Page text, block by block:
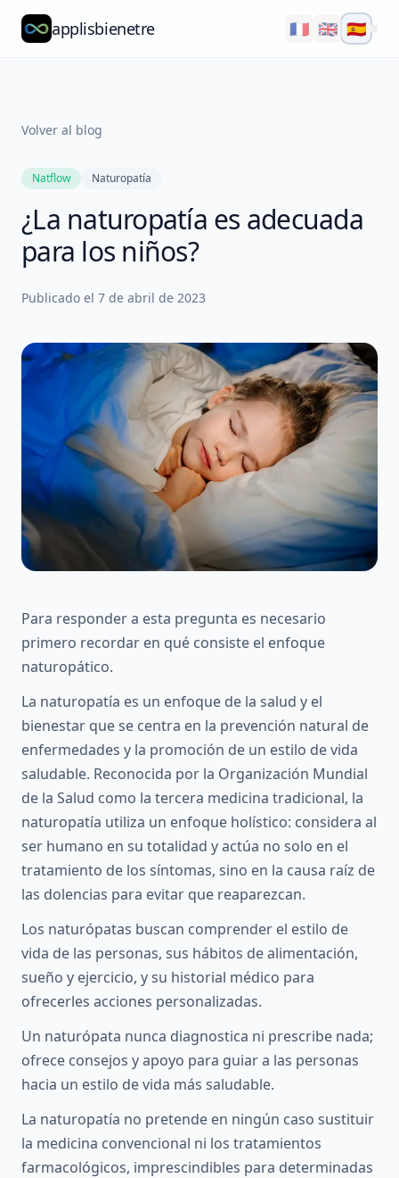
applisbienetre 🇫🇷 🇬🇧 🇪🇸
QuizzFlow
Blog
Nosotros
Volver al blog
Natflow Naturopatía
¿La naturopatía es adecuada
para los niños?
Publicado el 7 de abril de 2023
Para responder a esta pregunta es necesario
primero recordar en qué consiste el enfoque
naturopático.
La naturopatía es un enfoque de la salud y el
bienestar que se centra en la prevención natural de
enfermedades y la promoción de un estilo de vida
saludable. Reconocida por la Organización Mundial
de la Salud como la tercera medicina tradicional, la
naturopatía utiliza un enfoque holístico: considera al
ser humano en su totalidad y actúa no solo en el
tratamiento de los síntomas, sino en la causa raíz de
las dolencias para evitar que reaparezcan.
Los naturópatas buscan comprender el estilo de
vida de las personas, sus hábitos de alimentación,
sueño y ejercicio, y su historial médico para
ofrecerles acciones personalizadas.
Un naturópata nunca diagnostica ni prescribe nada;
ofrece consejos y apoyo para guiar a las personas
hacia un estilo de vida más saludable.
La naturopatía no pretende en ningún caso sustituir
la medicina convencional ni los tratamientos
farmacológicos, imprescindibles para determinadas